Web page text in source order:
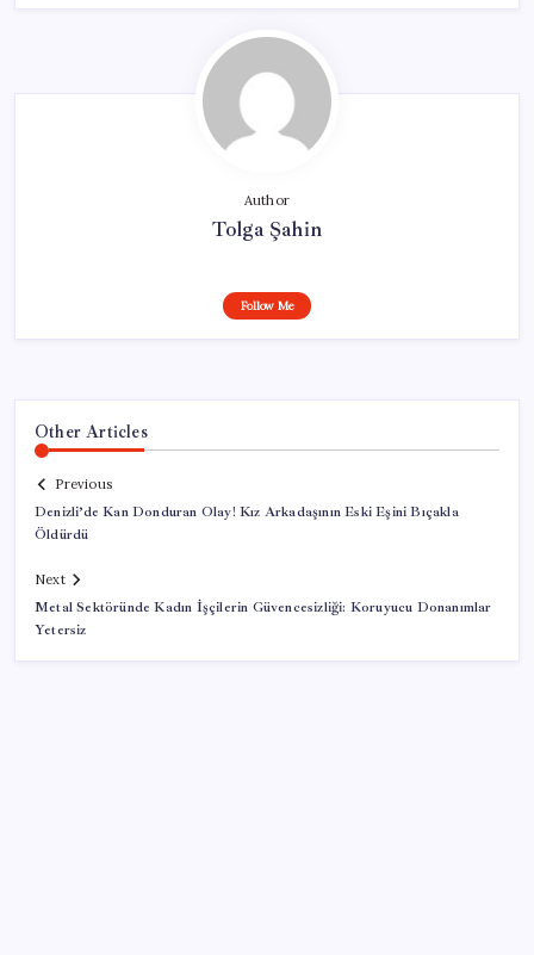
Author
Tolga Şahin
Follow Me
Other Articles
Previous
Denizli’de Kan Donduran Olay! Kız Arkadaşının Eski Eşini Bıçakla
Öldürdü
Next
Metal Sektöründe Kadın İşçilerin Güvencesizliği: Koruyucu Donanımlar
Yetersiz